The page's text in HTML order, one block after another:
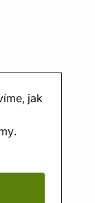
jak